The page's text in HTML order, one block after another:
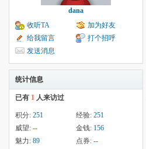
dana
收听TA
加为好友
给我留言
打个招呼
发送消息
统计信息
已有 1 人来访过
积分: 251 经验: 251
威望: -- 金钱: 156
魅力: 89 点券: --